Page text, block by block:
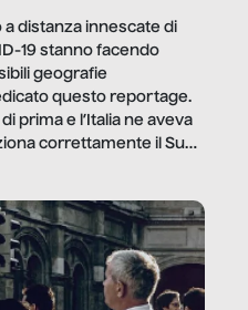
a distanza innescate di
19 stanno facendo
geografie
questo reportage.
prima e l’Italia ne aveva
correttamente il Sud